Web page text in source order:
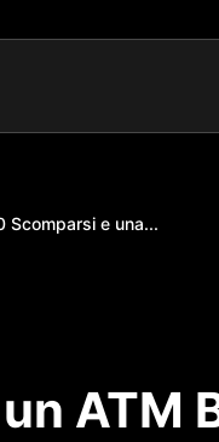
Scomparsi e una...
ATM